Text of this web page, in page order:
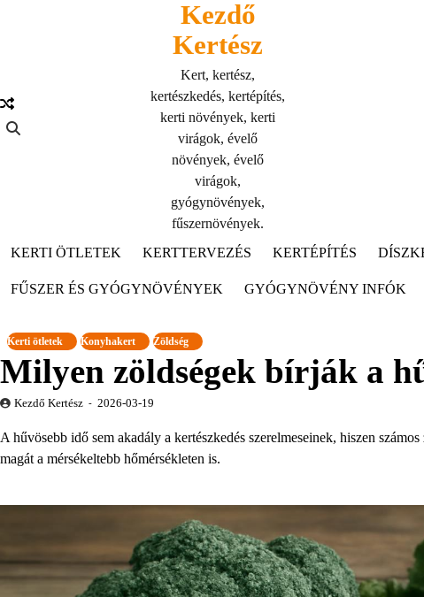
Kezdő
Kertész
Kert, kertész,
kertészkedés, kertépítés,
kerti növények, kerti
virágok, évelő
növények, évelő
virágok,
gyógynövények,
fűszernövények.
KERTI ÖTLETEK
KERTTERVEZÉS KERTÉPÍTÉS
FŰSZER ÉS GYÓGYNÖVÉNYEK GYÓGYNÖVÉNY INFÓK
Kerti ötletek Konyhakert Zöldség
Milyen zöldségek bírják a
Kezdő Kertész 2026-03-19
A hűvösebb idő sem akadály a kertészkedés szerelmeseinek, hiszen
magát a mérsékeltebb hőmérsékleten is.